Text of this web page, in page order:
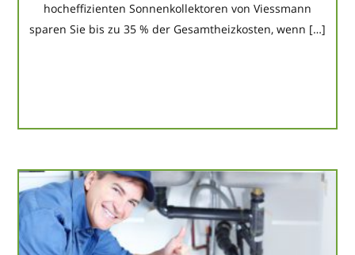
hocheffizienten Sonnenkollektoren von Viessmann
sparen Sie bis zu 35 % der Gesamtheizkosten, wenn […]